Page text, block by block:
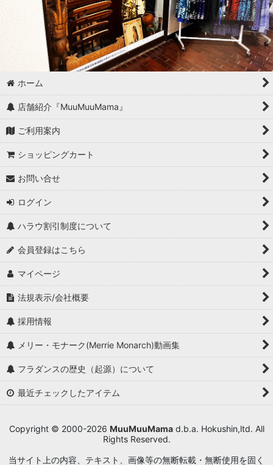
ホーム
店舗紹介『MuuMuuMama』
ご利用案内
ショッピングカート
お問い合せ
ログイン
ハラウ割引制度について
会員登録はこちら
マイページ
法規表示/会社概要
採用情報
メリー・モナーク(Merrie Monarch)動画集
フラダンスの歴史（起源）について
最近チェックしたアイテム
Copyright © 2000-2026 MuuMuuMamad.b.a. Hokushin,ltd. All
Rights Reserved.
当サイト上の内容、テキスト、画像等の無断転載・無断使用を固く